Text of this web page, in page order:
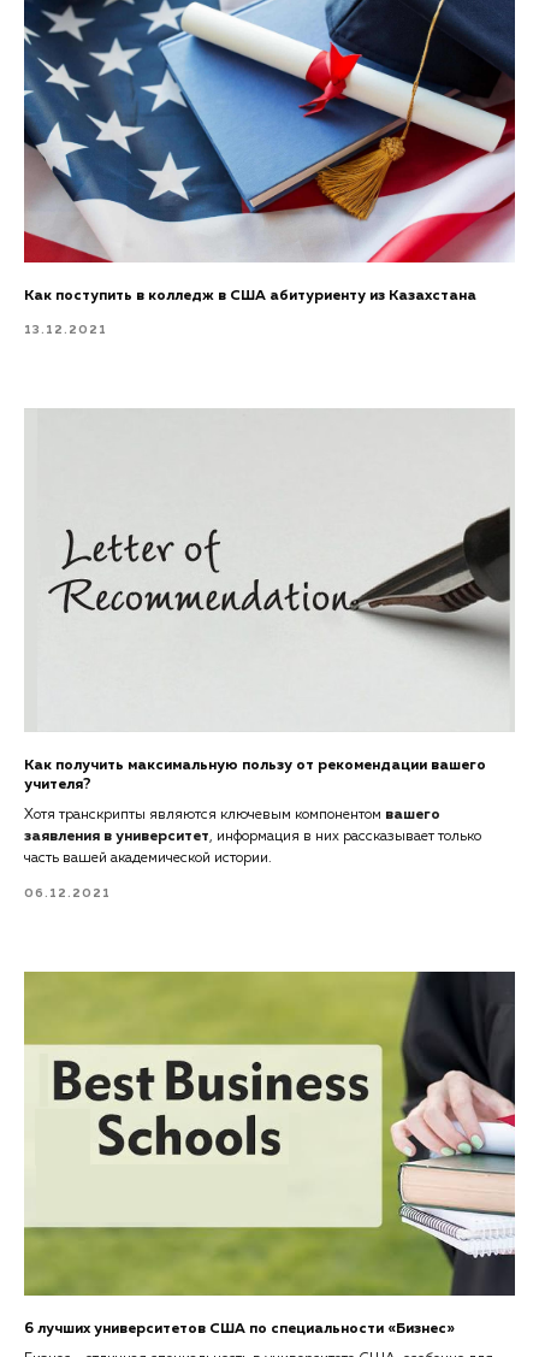
Как поступить в колледж в США абитуриенту из Казахстана
13.12.2021
Как получить максимальную пользу от рекомендации вашего
учителя?
Хотя транскрипты являются ключевым компонентом вашего
заявления в университет, информация в них рассказывает только
часть вашей академической истории.
06.12.2021
6 лучших университетов США по специальности «Бизнес»